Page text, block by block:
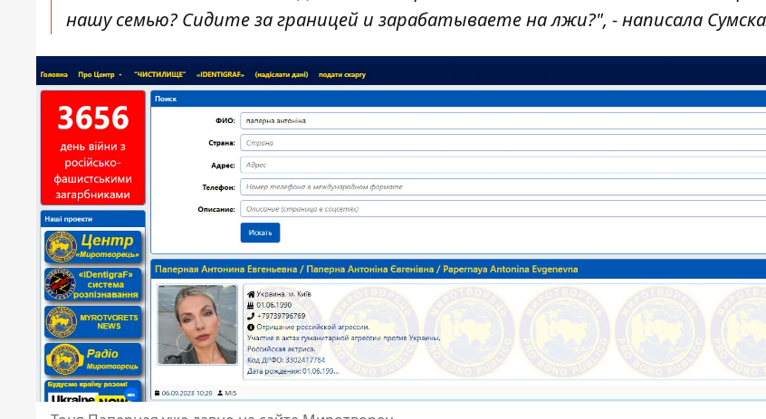
нашу семью? Сидите за границей и зарабатываете на лжи?", - написала